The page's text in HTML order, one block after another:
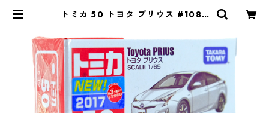
トミカ 50 トヨタ プリウス #1086